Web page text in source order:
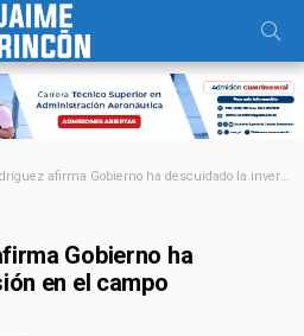
afirma Gobierno ha descuidado la inversión en el campo
Gobierno ha
en el campo